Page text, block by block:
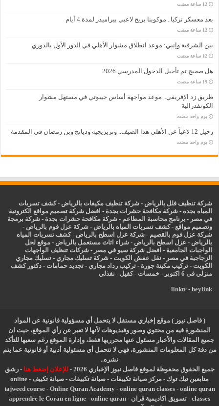
‏12 ساعة مضت
بعد معسكر تركيا.. موكوينا يريح لاعبي بيراميدز لمدة 4 أيام
‏12 ساعة مضت
بين الشرقية وإنبي: موعد انطلاق مشوار الأهلي في الدور الأول بالدوري
‏12 ساعة مضت
هل صحيح تم تأجيل الدخول المدرسي 2026
‏19 ساعة مضت
طريق زد الإفريقي.. موعد مواجهة أساس جيبوتي في مستهل مشوار
الكونفدرالية
‏يوم واحد مضت
رحيل 12 لاعباً عن الأهلي هذا الصيف.. وتريزيجيه وديانج وبن رمضان في المقدمة
‏يوم واحد مضت
شركة تنظيف فلل بالرياض -شركة تنظيف مكيفات بالرياض -كشف تسربات
المياه بجده -شركة مكافحة حشرات بجدة - افضل شركة تصميم مواقع الكترونية
في مصر - برنامج محاسبة المطاعم -شركة مكافحة حشرات بجدة -شركة برمجة
وتصميم مواقع -كشف تسربات المياه بالرياض -شركة عزل فوم بالرياض -
شركة عزل فوم بالقصيم -شركة عزل اسطح بالرياض -كشف تسربات المياه
بالرياض - عزل اسطح بالرياض -شراء اثاث مستعمل بالرياض - موقع لحل
الواجبات الجامعية - افضل شركة سيو في مصر -شركات تنظيف الواجهات
الزجاجية في مصر - نقل عفش الكويت -شركة تسليك مجاري -تسليك مجاري
الكويت -تركيب مكينة جورة -تركيب رداد مجاري -تجديد حمامات -دكتور كشف
منزلي فى 6 اكتوبر
-خمسات -كفيل - نفذلي
linktr- heylink
( فاصل نيوز ) موقع إخباري مستقل لا يتحمل أي مسؤولية قانونية عن المواد
المنشورة فيه من محتوي وصور وفيديوهات لأنها لا تعبر عن رأي الموقع، حيث ان
جميع المقالات والأخبار مسئول عنها محرريها فقط، وإدارة الموقع رغم سعيها للتأكد
من دقة كل المعلومات المنشورة، فهي لا تتحمل أي مسئولية أدبية أو قانونية عما يتم
نشره..
جميع الحقوق محفوظة لموقع فاصل نيوز الإخباري 2026 -
للإعلان إضغط هنا -رشق
متابعين تيك توك - مركز صيانة تكييفات - صيانة تكييفات - صيانة تكييف -
online
tajweed course- Online Quran Academy- online quran classes- online quran
classes
- تسويق اكاديمية قران -
apprendre le Coran en ligne - online quran